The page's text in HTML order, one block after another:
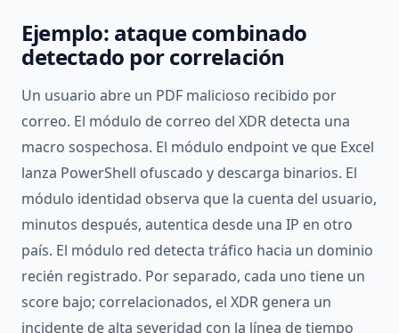
Ejemplo: ataque combinado
detectado por correlación
Un usuario abre un PDF malicioso recibido por
correo. El módulo de correo del XDR detecta una
macro sospechosa. El módulo endpoint ve que Excel
lanza PowerShell ofuscado y descarga binarios. El
módulo identidad observa que la cuenta del usuario,
minutos después, autentica desde una IP en otro
país. El módulo red detecta tráfico hacia un dominio
recién registrado. Por separado, cada uno tiene un
score bajo; correlacionados, el XDR genera un
incidente de alta severidad con la línea de tiempo